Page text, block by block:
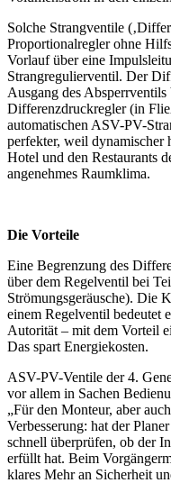
Solche Strangventile
Proportionalregler ohne
Vorlauf über eine
Strangregulierventil. Der
Ausgang des
Differenzdruckregler (in
automatischen ASV-PV-
perfekter, weil
Hotel und den Restaurants
angenehmes Raumklima.
Die Vorteile
Eine Begrenzung des
über dem Regelventil bei
Strömungsgeräusche). Die
einem Regelventil bedeutet
Autorität – mit dem Vorteil
Das spart Energiekosten.
ASV-PV-Ventile der 4.
vor allem in Sachen
„Für den Monteur, aber
Verbesserung: hat der
schnell überprüfen, ob der
erfüllt hat. Beim
klares Mehr an Sicherheit